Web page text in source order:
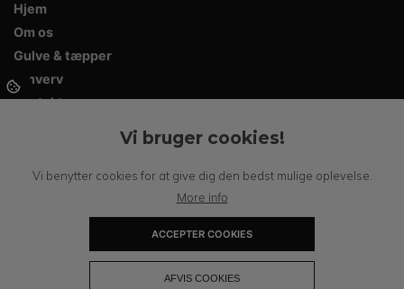
Hjem
Om os
Gulve & tæpper
Erhverv
Kontakt
Mandag: - Fredag:
12.00 - 17.00
Vi bruger cookies!
Vi benytter cookies for at give dig den bedst mulige oplevelse.
More info
ACCEPTER COOKIES
AFVIS COOKIES